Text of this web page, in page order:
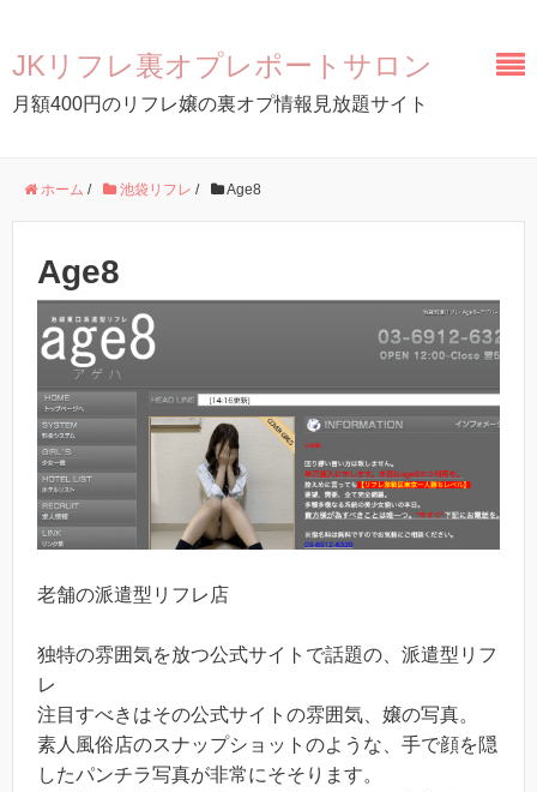
JKリフレ裏オプレポートサロン
月額400円のリフレ嬢の裏オプ情報見放題サイト
ホーム / 池袋リフレ / Age8
Age8
老舗の派遣型リフレ店
独特の雰囲気を放つ公式サイトで話題の、派遣型リフ
レ
注目すべきはその公式サイトの雰囲気、嬢の写真。
素人風俗店のスナップショットのような、手で顔を隠
したパンチラ写真が非常にそそります。